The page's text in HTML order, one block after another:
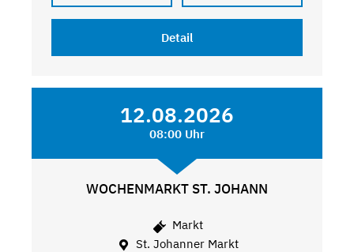
Detail
12.08.2026
08:00 Uhr
WOCHENMARKT ST. JOHANN
Markt
St. Johanner Markt